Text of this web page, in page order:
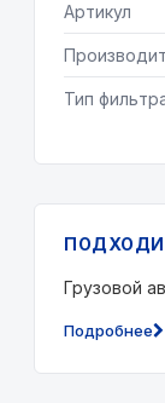
Артикул
Тип
Грузовой
Подробнее